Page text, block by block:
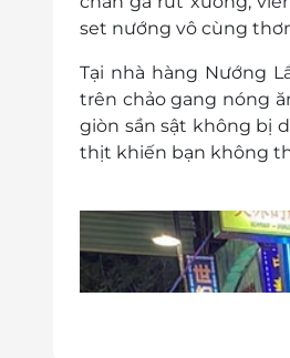
set nướng vô cùng
Tại nhà hàng Nướng
trên chảo gang nóng
giòn sần sật không bị
thịt khiến bạn không